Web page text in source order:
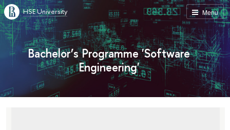
Menu
HSE University
Bachelor’s Programme 'Software
Engineering'